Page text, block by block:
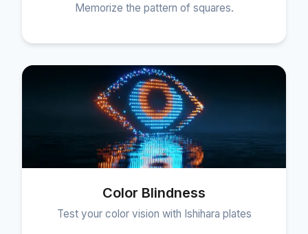
Memorize the pattern of squares.
Color Blindness
Test your color vision with Ishihara plates